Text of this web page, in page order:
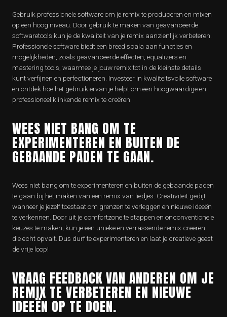
Gebruik professionele software om je remix te produceren en mixen
op een hoog niveau. Door gebruik te maken van geavanceerde
softwaretools kun je de kwaliteit van je remix aanzienlijk verbeteren.
Professionele software biedt een breed scala aan functies en
mogelijkheden, zoals geavanceerde effecten, equalizers en
mastering tools, waarmee je jouw remix tot in de kleinste details
kunt verfijnen en perfectioneren. Investeer in kwaliteitsvolle software
en ontdek hoe het gebruik ervan je helpt om een hoogwaardige en
professioneel klinkende remix te creëren.
WEES NIET BANG OM TE
EXPERIMENTEREN EN BUITEN DE
GEBAANDE PADEN TE GAAN.
Wees niet bang om te experimenteren en buiten de gebaande paden
te gaan bij het maken van een remix van liedjes. Creativiteit gedijt
wanneer je jezelf toestaat om grenzen te verleggen en nieuwe ideeën
te verkennen. Door uit je comfortzone te stappen en onconventionele
keuzes te maken, kun je een unieke en verrassende remix creëren
die echt opvalt. Dus durf te experimenteren en laat je creatieve geest
de vrije loop!
VRAAG FEEDBACK VAN ANDEREN OM JE
REMIX TE VERBETEREN EN NIEUWE
IDEEËN OP TE DOEN.